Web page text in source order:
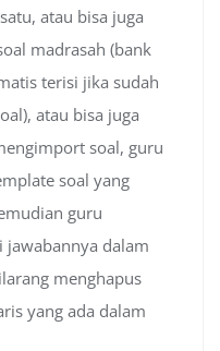
atau bisa juga
madrasah (bank
terisi jika sudah
atau bisa juga
soal, guru
soal yang
guru
jawabannya dalam
menghapus
yang ada dalam